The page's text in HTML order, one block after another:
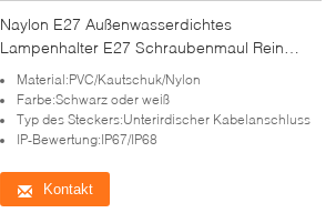
Naylon E27 Außenwasserdichtes
Lampenhalter E27 Schraubenmaul Rein
Kupfer Lampenhalter Kronleuchter
Haushaltsgelenk Außenstreifenlinie
Material:PVC/Kautschuk/Nylon
Farbe:Schwarz oder weiß
Typ des Steckers:Unterirdischer Kabelanschluss
IP-Bewertung:IP67/IP68
Kontakt